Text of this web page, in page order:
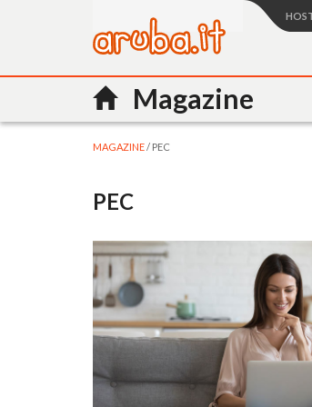
Magazine
MAGAZINE/ PEC
PEC